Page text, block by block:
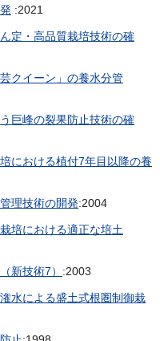
:2021
定・高品質栽培技術の確
クイーン」の養水分管
巨峰の裂果防止技術の確
における植付7年目以降の養
理技術の開発:2004
培における適正な培土
新技術7） :2003
水による盛土式根圏制御栽